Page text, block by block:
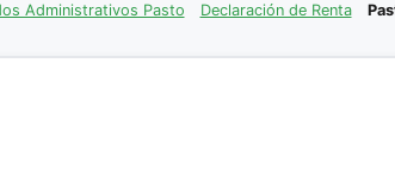
Administrativos Pasto Declaración de Renta